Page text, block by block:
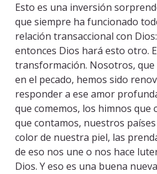
Esto es una inversión
que siempre ha funcionado
relación transaccional con
entonces Dios hará esto otro.
transformación. Nosotros,
en el pecado, hemos sido
responder a ese amor
que comemos, los himnos que
que contamos, nuestros
color de nuestra piel, las
de eso nos une o nos hace
Dios. Y eso es una buena